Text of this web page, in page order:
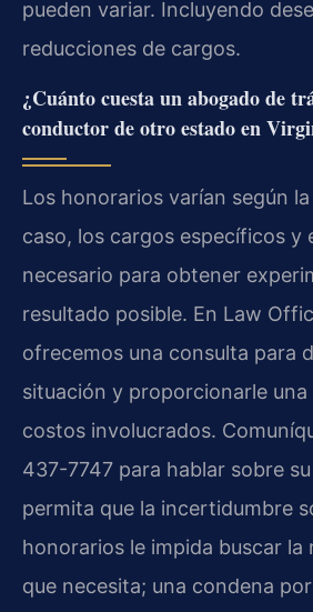
pueden variar. Incluyendo
reducciones de cargos.
¿Cuánto cuesta un abogado de
conductor de otro estado en
Los honorarios varían según
caso, los cargos específicos y
necesario para obtener
resultado posible. En Law
ofrecemos una consulta para
situación y proporcionarle una
costos involucrados.
437-7747 para hablar sobre
permita que la incertidumbre
honorarios le impida buscar la
que necesita; una condena